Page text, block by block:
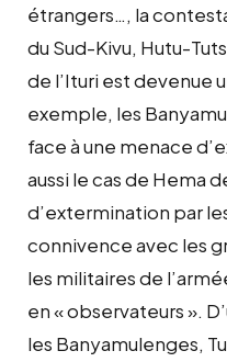
étrangers…, la
du Sud-Kivu, Hutu-
de l’Ituri est devenue
exemple, les
face à une menace
aussi le cas de Hema
d’extermination par
connivence avec les
les militaires de
en « observateurs ».
les Banyamulenges,